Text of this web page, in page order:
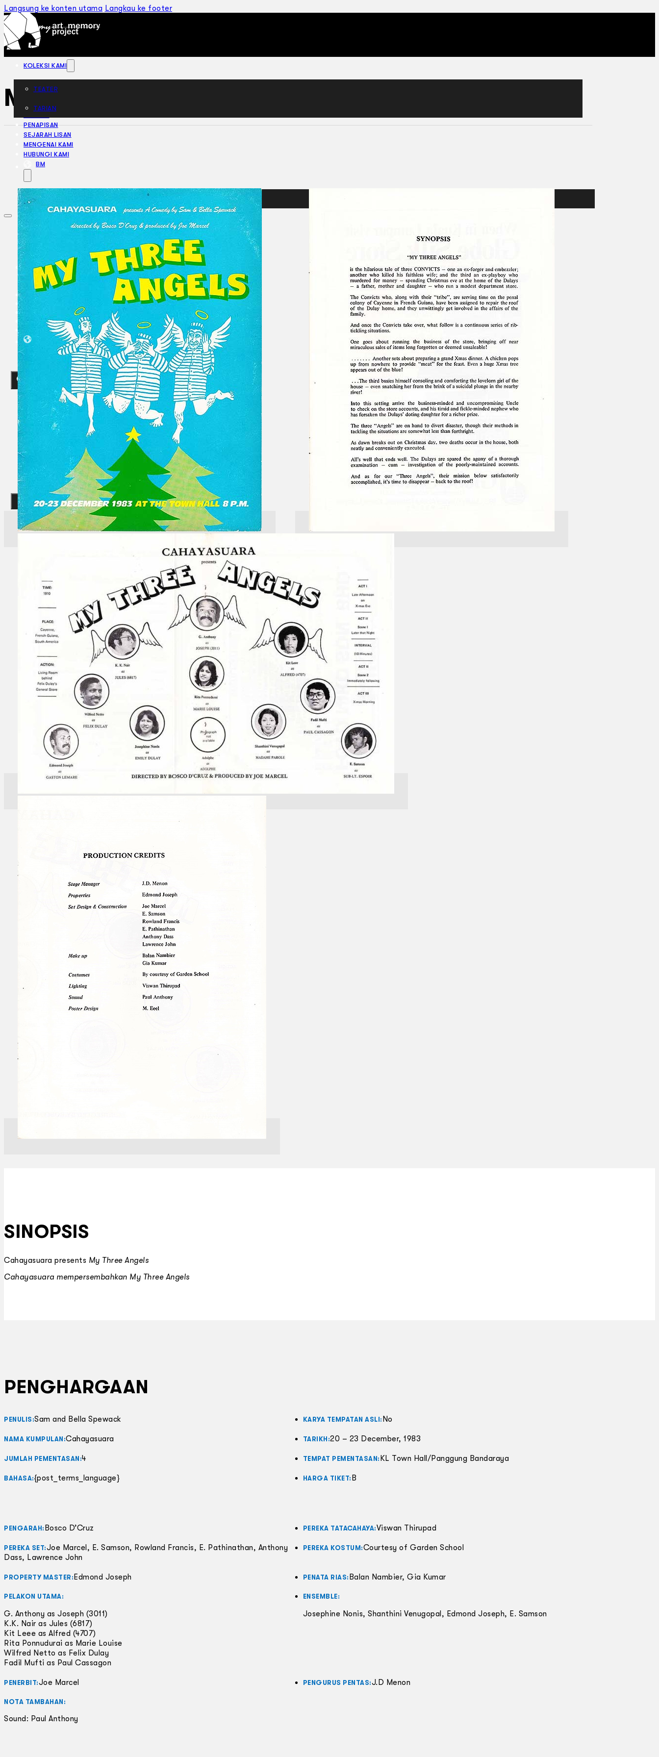
Langsung ke konten utama Langkau ke footer
KOLEKSI KAMI
TEATER
TARIAN
PENAPISAN
SEJARAH LISAN
MENGENAI KAMI
HUBUNGI KAMI
BM
Koleksi Kami
Teater
Tarian
Artikel
Penapisan
Sejarah Lisan
Mengenai Kami
Hubungi Kami
BM
Cari laman web
Gelintar
×
My Three Angels (1983)
SINOPSIS
Cahayasuara presents My Three Angels
Cahayasuara mempersembahkan My Three Angels
PENGHARGAAN
PENULIS:Sam and Bella Spewack KARYA TEMPATAN ASLI: No
NAMA KUMPULAN:Cahayasuara TARIKH:20 – 23 December, 1983
JUMLAH PEMENTASAN:4 TEMPAT PEMENTASAN: KL Town Hall/Panggung Bandaraya
BAHASA:{post_terms_language} HARGA TIKET: B
PENGARAH: Bosco D’Cruz PEREKA TATACAHAYA:Viswan Thirupad
PEREKA SET:Joe Marcel, E. Samson, Rowland Francis, E. Pathinathan, Anthony
Dass, Lawrence John
PEREKA KOSTUM:Courtesy of Garden School
PROPERTY MASTER: Edmond Joseph PENATA RIAS: Balan Nambier, Gia Kumar
PELAKON UTAMA:
G. Anthony as Joseph (3011)
K.K. Nair as Jules (6817)
Kit Leee as Alfred (4707)
Rita Ponnudurai as Marie Louise
Wilfred Netto as Felix Dulay
Fadil Mufti as Paul Cassagon
ENSEMBLE:
Josephine Nonis, Shanthini Venugopal, Edmond Joseph, E. Samson
PENERBIT:Joe Marcel PENGURUS PENTAS:J.D Menon
NOTA TAMBAHAN:
Sound: Paul Anthony